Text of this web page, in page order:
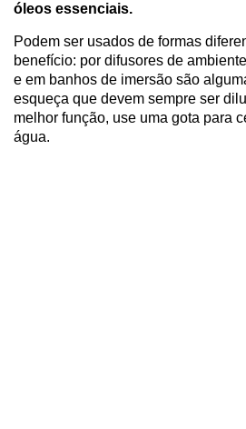
óleos essenciais.
Podem ser usados de formas
benefício: por difusores de
e em banhos de imersão são
esqueça que devem sempre ser
melhor função, use uma gota para
água.